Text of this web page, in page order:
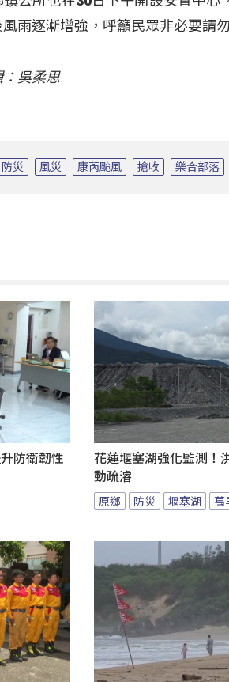
雨逐漸增強，呼籲民眾非必要請
：吳柔思
防災 風災 康芮颱風 搶收 樂合部落
防衛韌性
花蓮堰塞湖強化監測！
動疏濬
原鄉 防災 堰塞湖 萬